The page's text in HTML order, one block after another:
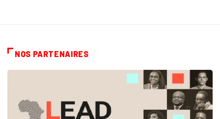
NOS PARTENAIRES